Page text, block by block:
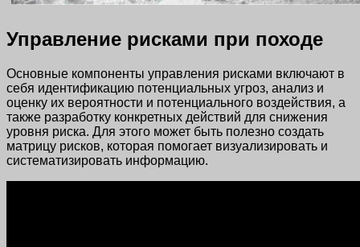
Управление рисками при походе
Основные компоненты управления рисками включают в
себя идентификацию потенциальных угроз, анализ и
оценку их вероятности и потенциального воздействия, а
также разработку конкретных действий для снижения
уровня риска. Для этого может быть полезно создать
матрицу рисков, которая помогает визуализировать и
систематизировать информацию.